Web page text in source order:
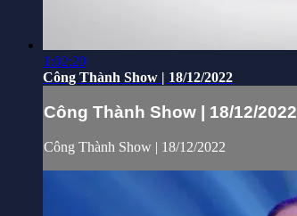
1:02:20
Công Thành Show | 18/12/2022
Công Thành Show | 18/12/2022
Công Thành Show | 18/12/2022